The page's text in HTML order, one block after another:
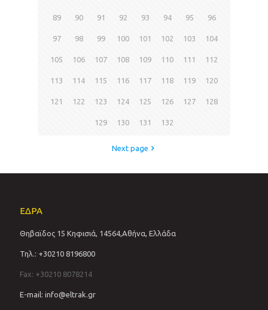
89 90 91 92 93 94 95 96
97 98 99 100 101 102 103 104
105 106 107 108 109 110 111 112
113 114 115 116 117 118 119 120
121 122 123 124 125 126 127 128
129 130 131 132
Next page
ΕΔΡΑ
Θηβαϊδος 15 Κηφισιά, 14564,Αθήνα, Ελλάδα
Τηλ.: +30210 8196800
Fax: +30210 8078214
E-mail: info@eltrak.gr